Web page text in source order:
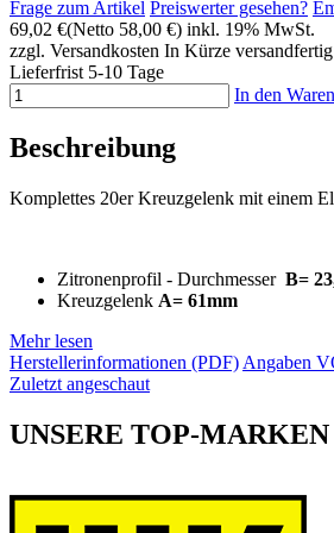
Frage zum Artikel Preiswerter gesehen?
69,02 €(Netto 58,00 €) inkl. 19% MwSt.
zzgl. Versandkosten In Kürze versandfertig
Lieferfrist 5-10 Tage
In den
Beschreibung
Komplettes 20er Kreuzgelenk mit einem
Zitronenprofil - Durchmesser B=
Kreuzgelenk A= 61mm
Mehr lesen
Herstellerinformationen (PDF) Angaben
Zuletzt angeschaut
UNSERE TOP-MARKEN